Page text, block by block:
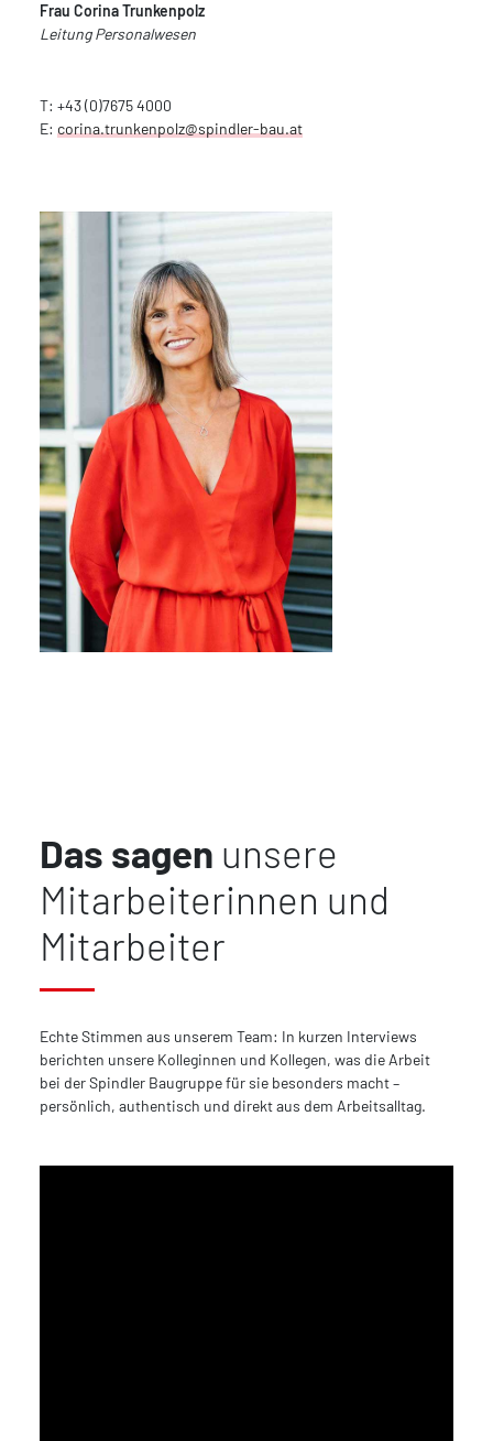
Frau Corina Trunkenpolz
Leitung Personalwesen
T: +43 (0)7675 4000
E: corina.trunkenpolz@spindler-bau.at
Das sagen unsere
Mitarbeiterinnen und
Mitarbeiter
Echte Stimmen aus unserem Team: In kurzen Interviews
berichten unsere Kolleginnen und Kollegen, was die Arbeit
bei der Spindler Baugruppe für sie besonders macht –
persönlich, authentisch und direkt aus dem Arbeitsalltag.